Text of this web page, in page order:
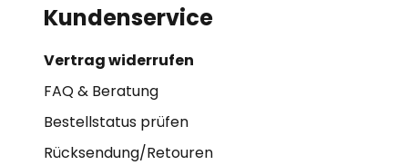
Kundenservice
Vertrag widerrufen
FAQ & Beratung
Bestellstatus prüfen
Rücksendung/Retouren